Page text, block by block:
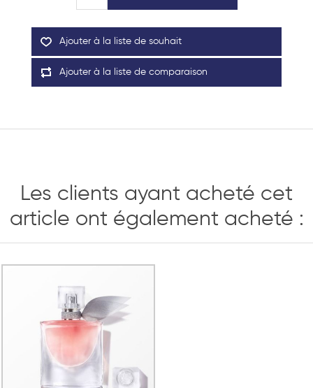
Ajouter à la liste de souhait
Ajouter à la liste de comparaison
Les clients ayant acheté cet
article ont également acheté :